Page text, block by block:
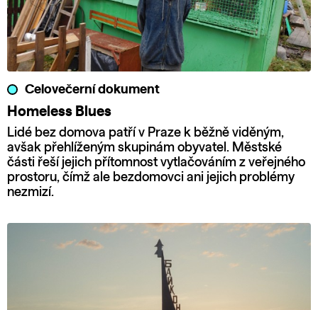
Celovečerní dokument
Homeless Blues
Lidé bez domova patří v Praze k běžně viděným,
avšak přehlíženým skupinám obyvatel. Městské
části řeší jejich přítomnost vytlačováním z veřejného
prostoru, čímž ale bezdomovci ani jejich problémy
nezmizí.